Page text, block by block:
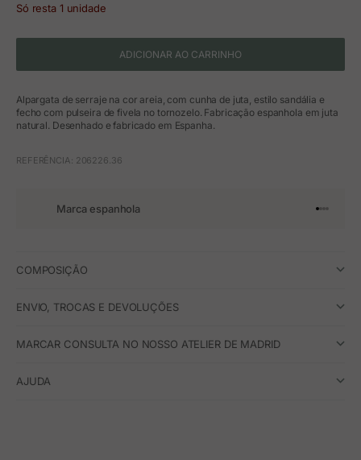
Só resta 1 unidade
ADICIONAR AO CARRINHO
Alpargata de serraje na cor areia, com cunha de juta, estilo sandália e
fecho com pulseira de fivela no tornozelo. Fabricação espanhola em juta
natural. Desenhado e fabricado em Espanha.
REFERÊNCIA: 206226.36
Marca espanhola Ir para o
Ir para
Ir para
Ir para
COMPOSIÇÃO
ENVIO, TROCAS E DEVOLUÇÕES
MARCAR CONSULTA NO NOSSO ATELIER DE MADRID
AJUDA